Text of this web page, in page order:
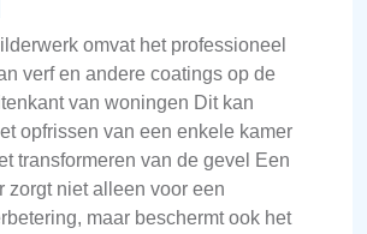
omvat het professioneel
verf en andere coatings op de
van woningen Dit kan
opfrissen van een enkele kamer
transformeren van de gevel Een
zorgt niet alleen voor een
maar beschermt ook het